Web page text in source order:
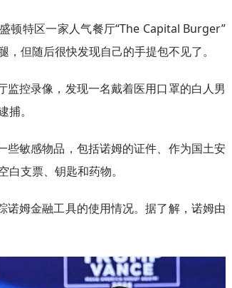
顿特区一家人气餐厅“The Capital Burger”
但随后很快发现自己的手提包不见了。
控录像，发现一名戴着医用口罩的白人男
。
敏感物品，包括诺姆的证件、作为国土安
支票、钥匙和药物。
姆金融工具的使用情况。据了解，诺姆由